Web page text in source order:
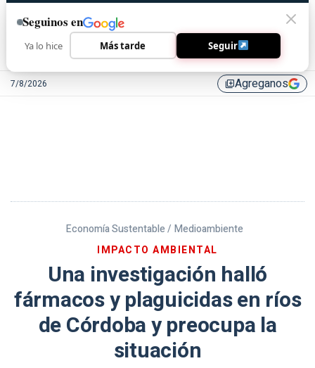
7/8/2026 library_addAgreganos
Economía Sustentable / Medioambiente
IMPACTO AMBIENTAL
Una investigación halló
fármacos y plaguicidas en ríos
de Córdoba y preocupa la
situación
Seguinos en
Ya lo hice Más tarde Seguir